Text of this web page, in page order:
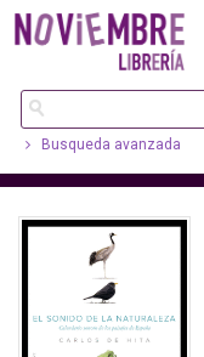
Busqueda avanzada